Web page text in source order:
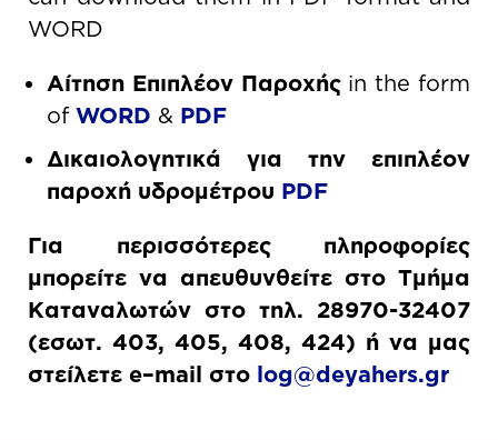
WORD
Αίτηση Επιπλέον Παροχής in the form
of WORD & PDF
Δικαιολογητικά για την επιπλέον
παροχή υδρομέτρου PDF
Για περισσότερες πληροφορίες
μπορείτε να απευθυνθείτε στο Τμήμα
Καταναλωτών στο τηλ. 28970-32407
(εσωτ. 403, 405, 408, 424) ή να μας
στείλετε e–mail στο log@deyahers.gr